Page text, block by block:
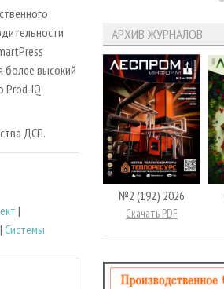
более высокий
Prod-IQ
ДСП.
|
| Системы
АРХИВ ЖУРНАЛОВ
№2 (192) 2026
Скачать PDF